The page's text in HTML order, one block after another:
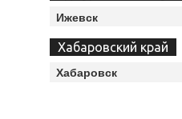
Ижевск
Хабаровский край
Хабаровск